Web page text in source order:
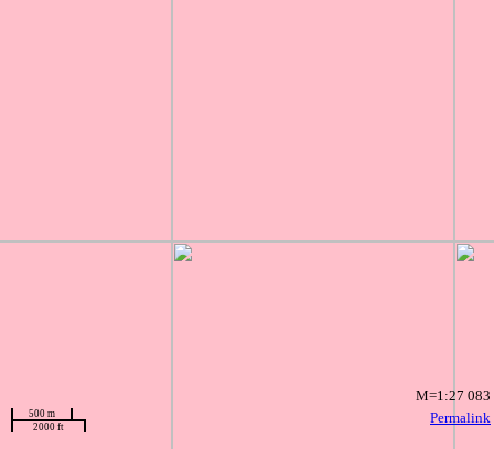
Permalink
500 m
2000 ft
M=1:27 083